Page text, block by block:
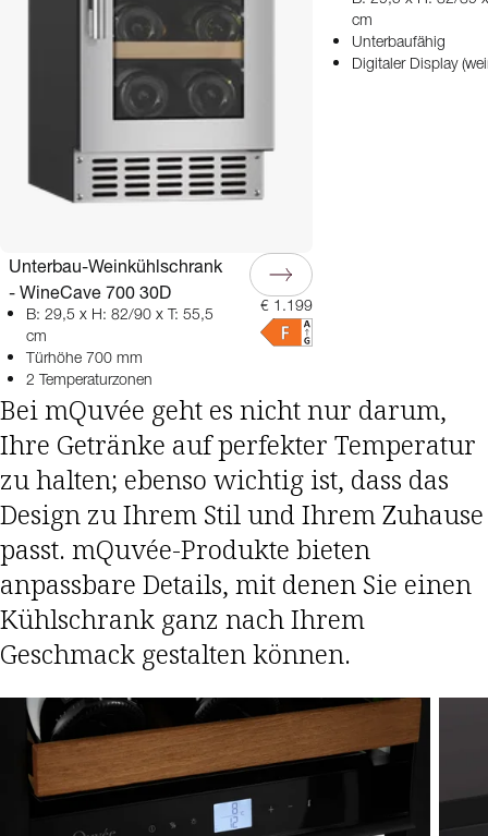
Unterbau-Weinkühlschrank
- WineCave 700 30D
B: 29,5 x H: 82/90 x T: 55,5
cm
Türhöhe 700 mm
2 Temperaturzonen
€ 1.199
cm
Unterbaufähig
Digitaler Display
Bei mQuvée geht es nicht nur darum,
Ihre Getränke auf perfekter Temperatur
zu halten; ebenso wichtig ist, dass das
Design zu Ihrem Stil und Ihrem Zuhause
passt. mQuvée-Produkte bieten
anpassbare Details, mit denen Sie einen
Kühlschrank ganz nach Ihrem
Geschmack gestalten können.